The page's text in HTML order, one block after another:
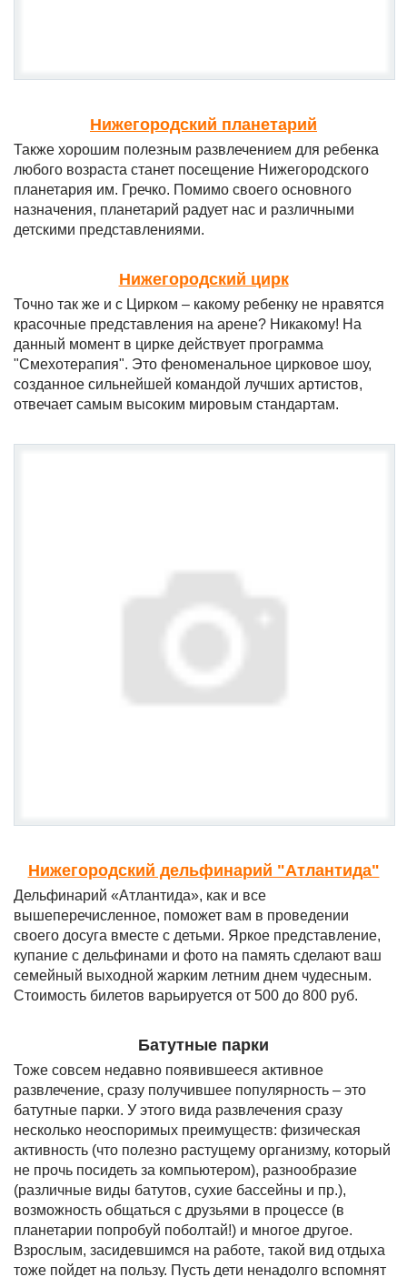
Нижегородский планетарий
Также хорошим полезным развлечением для ребенка
любого возраста станет посещение Нижегородского
планетария им. Гречко. Помимо своего основного
назначения, планетарий радует нас и различными
детскими представлениями.
Нижегородский цирк
Точно так же и с Цирком – какому ребенку не нравятся
красочные представления на арене? Никакому! На
данный момент в цирке действует программа
"Смехотерапия". Это феноменальное цирковое шоу,
созданное сильнейшей командой лучших артистов,
отвечает самым высоким мировым стандартам.
Нижегородский дельфинарий "Атлантида"
Дельфинарий «Атлантида», как и все
вышеперечисленное, поможет вам в проведении
своего досуга вместе с детьми. Яркое представление,
купание с дельфинами и фото на память сделают ваш
семейный выходной жарким летним днем чудесным.
Стоимость билетов варьируется от 500 до 800 руб.
Батутные парки
Тоже совсем недавно появившееся активное
развлечение, сразу получившее популярность – это
батутные парки. У этого вида развлечения сразу
несколько неоспоримых преимуществ: физическая
активность (что полезно растущему организму, который
не прочь посидеть за компьютером), разнообразие
(различные виды батутов, сухие бассейны и пр.),
возможность общаться с друзьями в процессе (в
планетарии попробуй поболтай!) и многое другое.
Взрослым, засидевшимся на работе, такой вид отдыха
тоже пойдет на пользу. Пусть дети ненадолго вспомнят